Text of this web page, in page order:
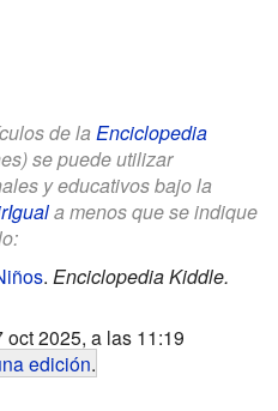
de la Enciclopedia
se puede utilizar
y educativos bajo la
a menos que se indique
. Enciclopedia Kiddle.
2025, a las 11:19
edición.